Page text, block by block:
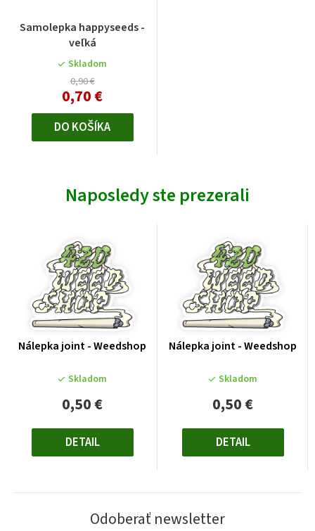
Samolepka happyseeds -
veľká
Skladom
0,90 €
0,70 €
DO KOŠÍKA
Naposledy ste prezerali
Nálepka joint - Weedshop
Skladom
0,50 €
DETAIL
Nálepka joint - Weedshop
Skladom
0,50 €
DETAIL
Odoberať newsletter